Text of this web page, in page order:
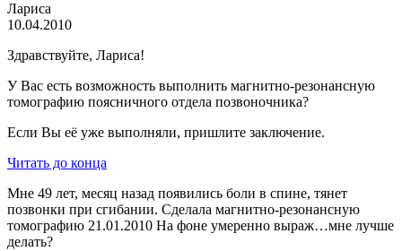
Лариса
10.04.2010
Здравствуйте, Лариса!
У Вас есть возможность выполнить магнитно-резонансную
томографию поясничного отдела позвоночника?
Если Вы её уже выполняли, пришлите заключение.
Читать до конца
Мне 49 лет, месяц назад появились боли в спине, тянет
позвонки при сгибании. Сделала магнитно-резонансную
томографию 21.01.2010 На фоне умеренно выраж…мне лучше
делать?